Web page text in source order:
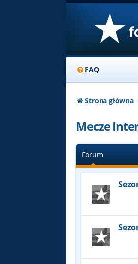
FAQ
Strona główna
Mecze
Forum